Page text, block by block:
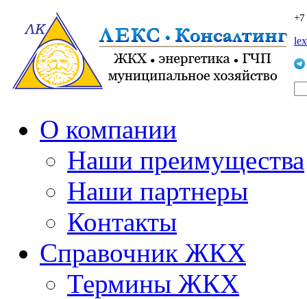
О компании
Наши преимущества
Наши партнеры
Контакты
Справочник ЖКХ
Термины ЖКХ